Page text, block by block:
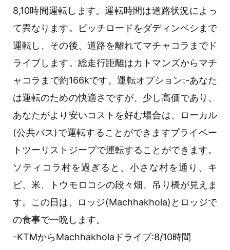
8,10時間運転します。運転時間は道路状況によっ
て異なります。ピッチロードをダディンベシまで
運転し、その後、道路を離れてマチャコラまでド
ライブします。総走行距離はカトマンズからマチ
ャコラまで約166kです。運転オプション:-あなた
は運転のための快適さですが、少し高価であり、
あなたがより安いコストを好む場合は、ローカル
(公共バス)で運転することができますプライベー
トツーリストジープで運転することができます。
ソティコラ村を過ぎると、小さな村を通り、キ
ビ、米、トウモロコシの段々畑、吊り橋が見えま
す。この日は、ロッジ(Machhakhola)とロッジで
の食事で一晩します。
-KTMからMachhakholaドライブ:8/10時間